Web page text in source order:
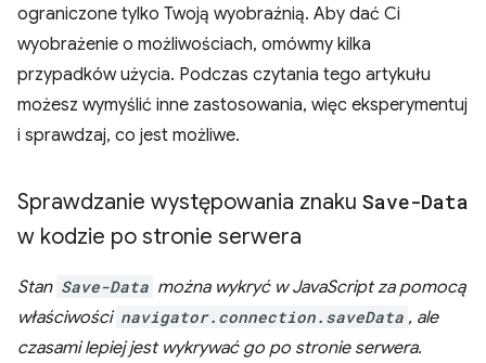
ograniczone tylko Twoją wyobraźnią. Aby dać Ci
wyobrażenie o możliwościach, omówmy kilka
przypadków użycia. Podczas czytania tego artykułu
możesz wymyślić inne zastosowania, więc eksperymentuj
i sprawdzaj, co jest możliwe.
Sprawdzanie występowania znaku Save-Data
w kodzie po stronie serwera
Stan Save-Data można wykryć w JavaScript za pomocą
właściwości navigator.connection.saveData , ale
czasami lepiej jest wykrywać go po stronie serwera.